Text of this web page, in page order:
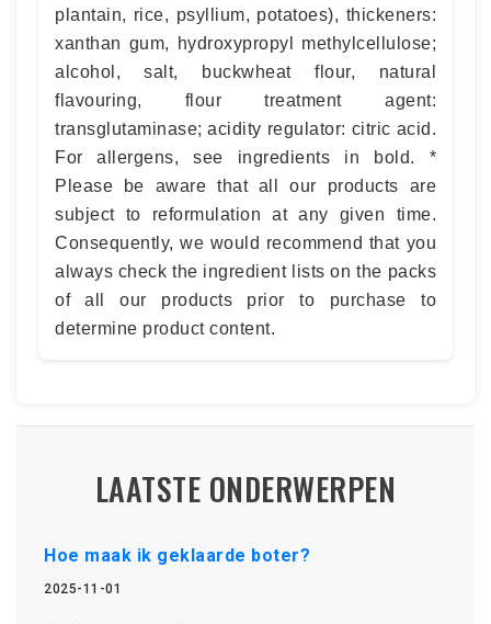
plantain, rice, psyllium, potatoes), thickeners:
xanthan gum, hydroxypropyl methylcellulose;
alcohol, salt, buckwheat flour, natural
flavouring, flour treatment agent:
transglutaminase; acidity regulator: citric acid.
For allergens, see ingredients in bold. *
Please be aware that all our products are
subject to reformulation at any given time.
Consequently, we would recommend that you
always check the ingredient lists on the packs
of all our products prior to purchase to
determine product content.
LAATSTE ONDERWERPEN
Hoe maak ik geklaarde boter?
2025-11-01